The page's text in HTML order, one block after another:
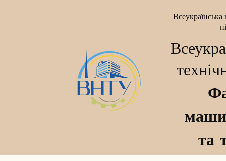
Всеукраїнська
та